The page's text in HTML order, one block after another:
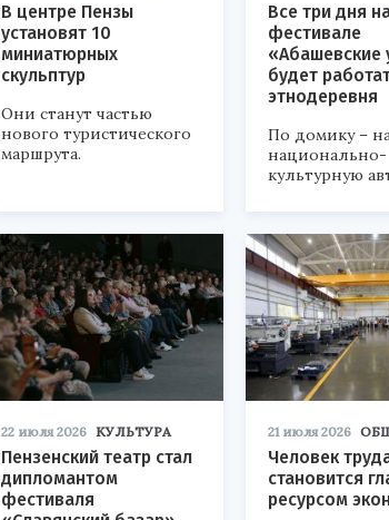
В центре Пензы
установят 10
миниатюрных
скульптур
Они станут частью
нового туристического
маршрута.
Все три дня
фестивале
«Абашевские
будет
этнодеревня
По домику –
национально-
культурную
22 июля 2026 КУЛЬТУРА
Пензенский театр стал
дипломантом
фестиваля
21 июля 2026
Человек
становится
ресурсом